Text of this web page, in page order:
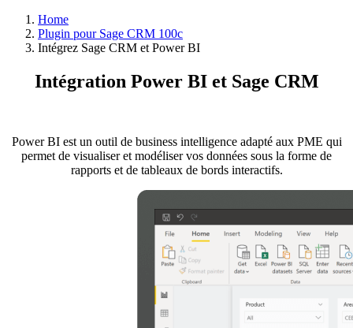
Home
Plugin pour Sage CRM 100c
Intégrez Sage CRM et Power BI
Intégration Power BI et Sage CRM
Power BI est un outil de business intelligence adapté aux PME qui
permet de visualiser et modéliser vos données sous la forme de
rapports et de tableaux de bords interactifs.